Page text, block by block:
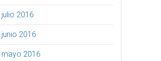
julio 2016
junio 2016
mayo 2016